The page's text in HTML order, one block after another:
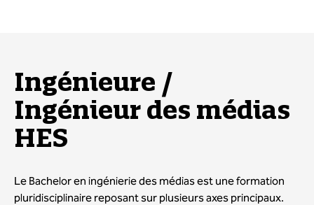
Ingénieure /
Ingénieur des médias
HES
Le Bachelor en ingénierie des médias est une formation
pluridisciplinaire reposant sur plusieurs axes principaux.